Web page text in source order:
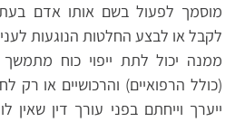
מוסמך לפעול בשם אותו אדם
לקבל או לבצע החלטות הנוגעות
ממנה יכול לתת ייפוי כוח מתמשך
(כולל הרפואיים) והרכושיים או רק
ייערך וייחתם בפני עורך דין שאין לו